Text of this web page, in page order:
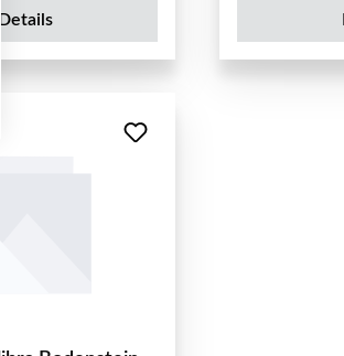
Details